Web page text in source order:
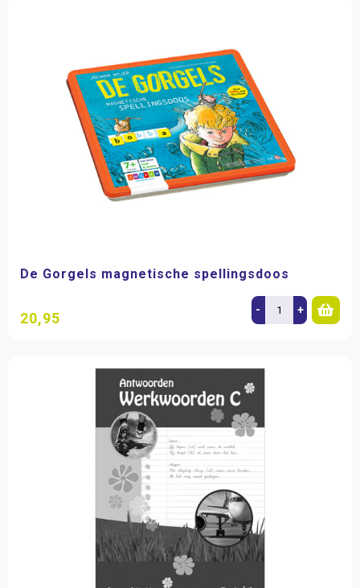
De Gorgels magnetische spellingsdoos
20,95 - +